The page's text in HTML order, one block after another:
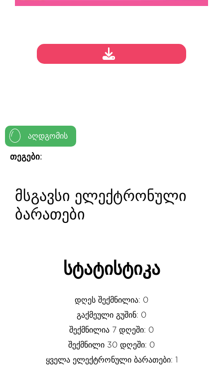
აღდგომის
თეგები:
მსგავსი ელექტრონული
ბარათები
სტატისტიკა
დღეს შექმნილია: 0
გაქმეული გუშინ: 0
შექმნილია 7 დღეში: 0
შექმნილი 30 დღეში: 0
ყველა ელექტრონული ბარათები: 1